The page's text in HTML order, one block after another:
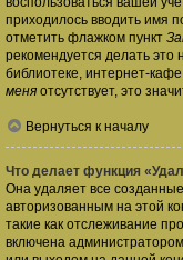
приходилось вводить имя
отметить флажком пункт
рекомендуется делать
библиотеке, интернет-
меня отсутствует, это
Вернуться к началу
Что делает функция
Она удаляет все
авторизованным на этой
такие как отслеживание
включена